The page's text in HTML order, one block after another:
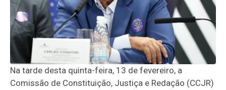
Na tarde desta quinta-feira, 13 de fevereiro, a
Comissão de Constituição, Justiça e Redação (CCJR)